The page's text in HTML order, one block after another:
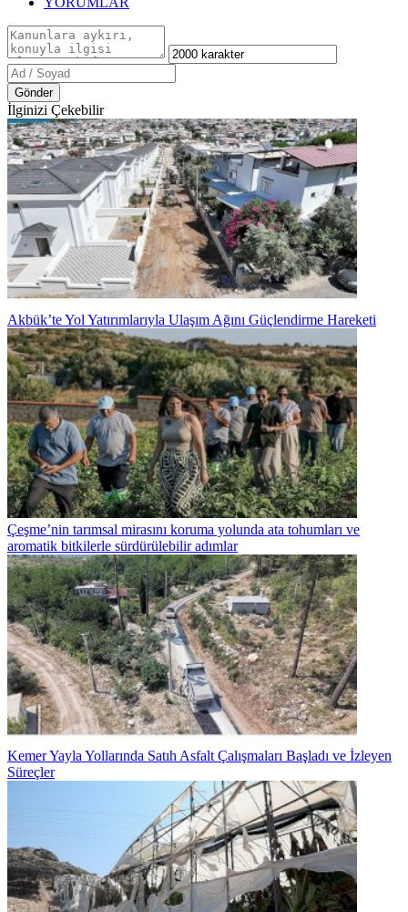
Gönder
İlginizi Çekebilir
Akbük’te Yol Yatırımlarıyla Ulaşım Ağını Güçlendirme Hareketi
Çeşme’nin tarımsal mirasını koruma yolunda ata tohumları ve
aromatik bitkilerle sürdürülebilir adımlar
Kemer Yayla Yollarında Satıh Asfalt Çalışmaları Başladı ve İzleyen
Süreçler